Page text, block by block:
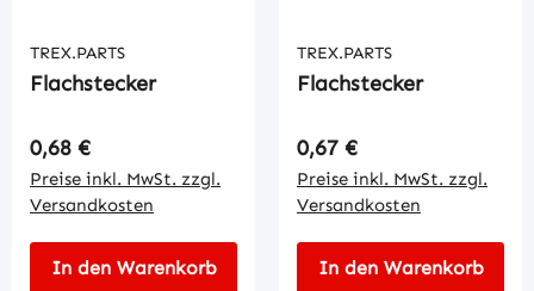
TREX.PARTS
Flachstecker
Regulärer Preis:
0,68 €
Preise inkl. MwSt. zzgl.
Versandkosten
In den Warenkorb
TREX.PARTS
Flachstecker
Regulärer Preis:
0,67 €
Preise inkl. MwSt. zzgl.
Versandkosten
In den Warenkorb